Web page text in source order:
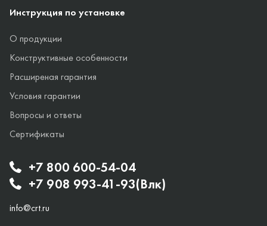
+7 800 600-54-04
+7 908 993-41-93(Влк)
info@crt.ru
Инструкция по установке
О продукции
Конструктивные особенности
Расширеная гарантия
Условия гарантии
Вопросы и ответы
Сертификаты